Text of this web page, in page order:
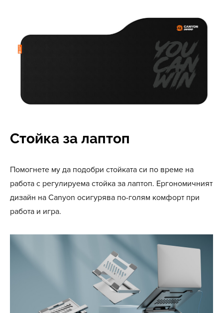
Стойка за лаптоп
Помогнете му да подобри стойката си по време на
работа с регулируема стойка за лаптоп. Ергономичният
дизайн на Canyon осигурява по-голям комфорт при
работа и игра.